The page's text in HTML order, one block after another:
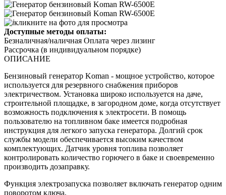
кликните на фото для просмотра
Доступные методы оплаты:
Безналичная/наличная Оплата через лизинг
Рассрочка (в индивидуальном порядке)
ОПИСАНИЕ
Бензиновый генератор Koman - мощное устройство, которое
используется для резервного снабжения приборов
электричеством. Установка широко используется на даче,
строительной площадке, в загородном доме, когда отсутствует
возможность подключения к электросети. В помощь
пользователю на топливном баке имеется подробная
инструкция для легкого запуска генератора. Долгий срок
службы модели обеспечивается высоким качеством
комплектующих. Датчик уровня топлива позволяет
контролировать количество горючего в баке и своевременно
производить дозаправку.
Функция электрозапуска позволяет включать генератор одним
поворотом ключа.